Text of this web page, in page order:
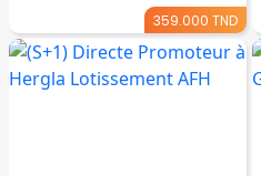
359.000 TND